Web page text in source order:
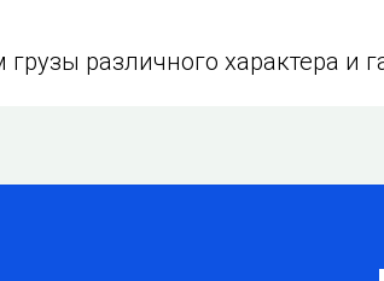
различного характера и